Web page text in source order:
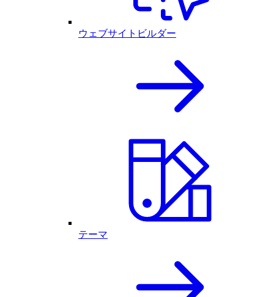
ウェブサイトビルダー
テーマ